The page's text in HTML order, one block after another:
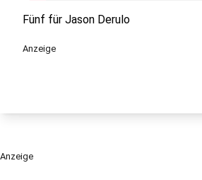
Fünf für Jason Derulo
Anzeige
Anzeige